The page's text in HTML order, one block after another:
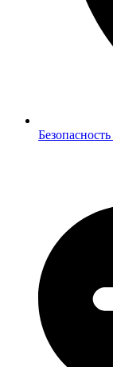
Безопасность